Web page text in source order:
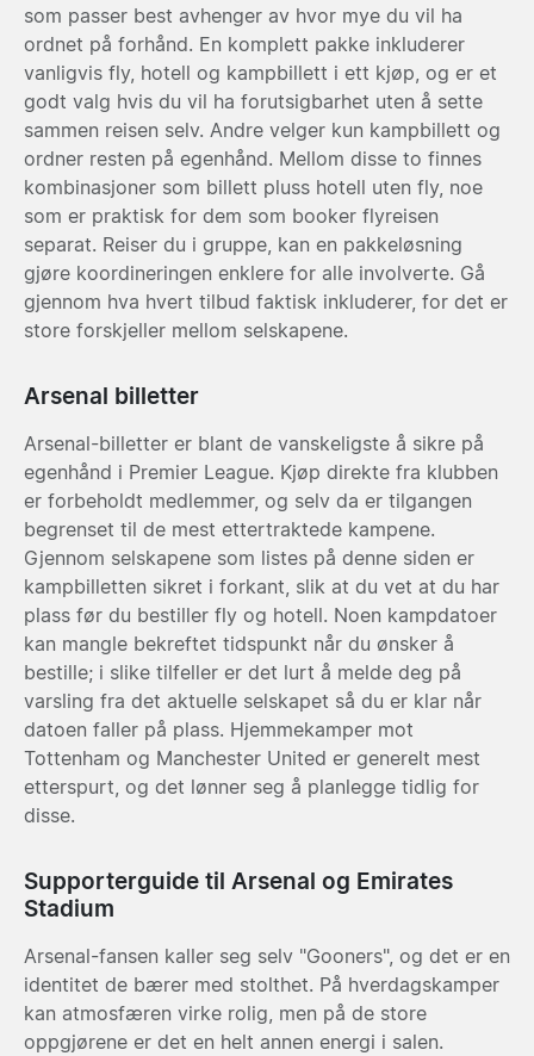
som passer best avhenger av hvor mye du vil ha
ordnet på forhånd. En komplett pakke inkluderer
vanligvis fly, hotell og kampbillett i ett kjøp, og er et
godt valg hvis du vil ha forutsigbarhet uten å sette
sammen reisen selv. Andre velger kun kampbillett og
ordner resten på egenhånd. Mellom disse to finnes
kombinasjoner som billett pluss hotell uten fly, noe
som er praktisk for dem som booker flyreisen
separat. Reiser du i gruppe, kan en pakkeløsning
gjøre koordineringen enklere for alle involverte. Gå
gjennom hva hvert tilbud faktisk inkluderer, for det er
store forskjeller mellom selskapene.
Arsenal billetter
Arsenal-billetter er blant de vanskeligste å sikre på
egenhånd i Premier League. Kjøp direkte fra klubben
er forbeholdt medlemmer, og selv da er tilgangen
begrenset til de mest ettertraktede kampene.
Gjennom selskapene som listes på denne siden er
kampbilletten sikret i forkant, slik at du vet at du har
plass før du bestiller fly og hotell. Noen kampdatoer
kan mangle bekreftet tidspunkt når du ønsker å
bestille; i slike tilfeller er det lurt å melde deg på
varsling fra det aktuelle selskapet så du er klar når
datoen faller på plass. Hjemmekamper mot
Tottenham og Manchester United er generelt mest
etterspurt, og det lønner seg å planlegge tidlig for
disse.
Supporterguide til Arsenal og Emirates
Stadium
Arsenal-fansen kaller seg selv "Gooners", og det er en
identitet de bærer med stolthet. På hverdagskamper
kan atmosfæren virke rolig, men på de store
oppgjørene er det en helt annen energi i salen.